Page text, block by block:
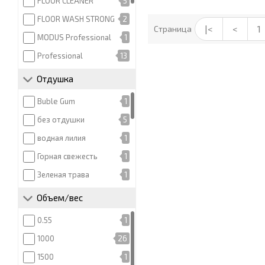
FLOOR WASH STRONG
2
MODUS Professional
1
Professional
13
STANDART
Универсальное
Эко
1
Эксперт
1
Отдушка
Buble Gum
1
без отдушки
5
водная лилия
1
Горная свежесть
1
Зеленая трава
1
лаванда
Объем/вес
0.55
1
1000
26
1500
1
Страница |< < 1